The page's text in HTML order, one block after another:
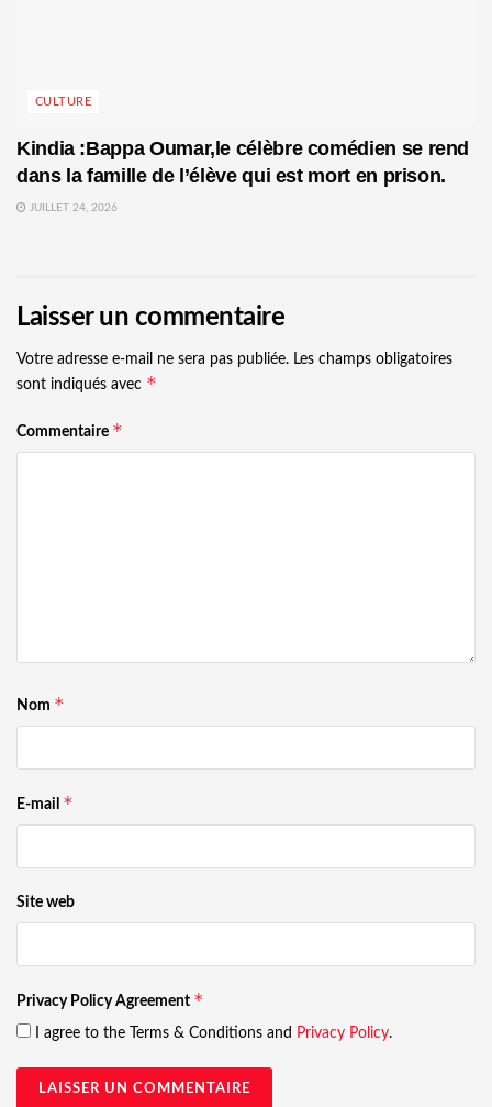
CULTURE
Kindia :Bappa Oumar,le célèbre comédien se rend
dans la famille de l’élève qui est mort en prison.
JUILLET 24, 2026
Laisser un commentaire
Votre adresse e-mail ne sera pas publiée. Les champs obligatoires
sont indiqués avec *
Commentaire *
Nom *
E-mail *
Site web
Privacy Policy Agreement *
I agree to the Terms & Conditions and Privacy Policy.